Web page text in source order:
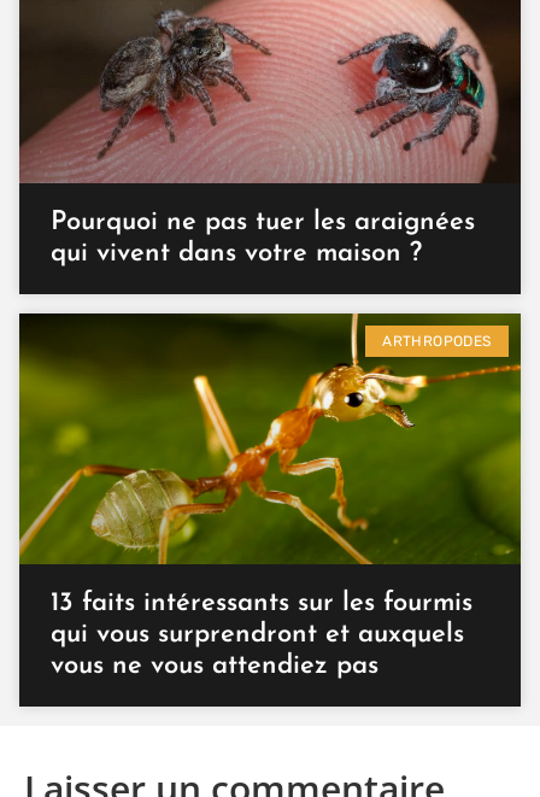
Pourquoi ne pas tuer les araignées
qui vivent dans votre maison ?
ARTHROPODES
13 faits intéressants sur les fourmis
qui vous surprendront et auxquels
vous ne vous attendiez pas